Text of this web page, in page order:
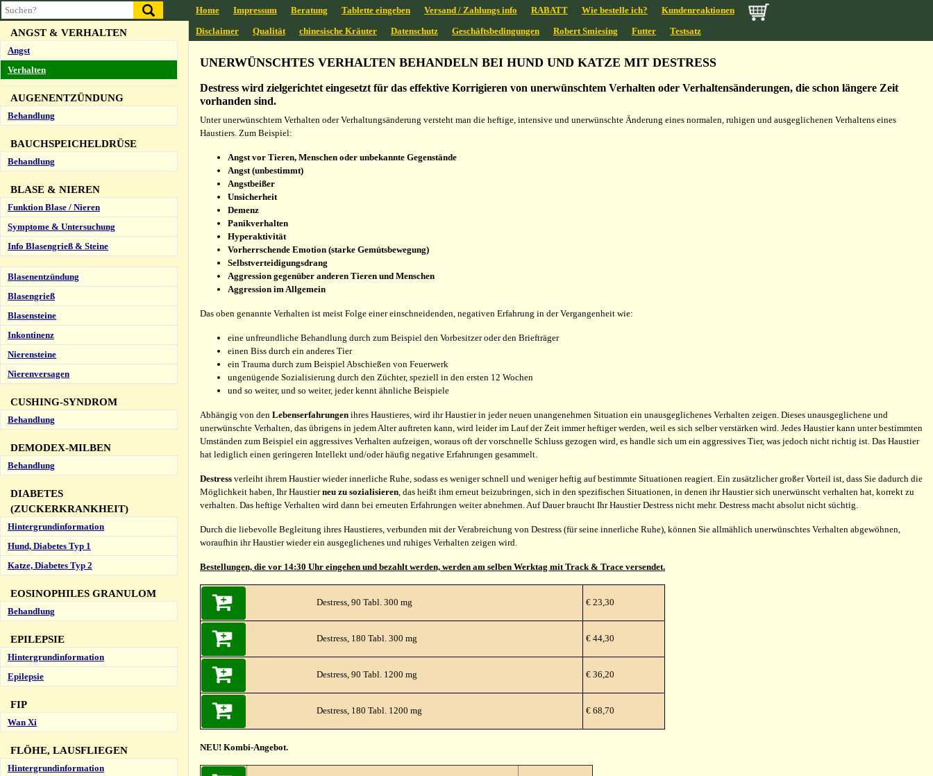
Behandlung
ANGST & VERHALTEN
Angst
Verhalten
AUGENENTZÜNDUNG
Behandlung
BAUCHSPEICHELDRÜSE
Behandlung
BLASE & NIEREN
Funktion Blase / Nieren
Symptome & Untersuchung
Info Blasengrieß & Steine
Blasenentzündung
Blasengrieß
Blasensteine
Inkontinenz
Nierensteine
Nierenversagen
CUSHING-SYNDROM
Behandlung
DEMODEX-MILBEN
Behandlung
DIABETES
(ZUCKERKRANKHEIT)
Hintergrundinformation
Hund, Diabetes Typ 1
Katze, Diabetes Typ 2
EOSINOPHILES GRANULOM
Behandlung
EPILEPSIE
Hintergrundinformation
Epilepsie
FIP
Wan Xi
FLÖHE, LAUSFLIEGEN
Hintergrundinformation
Home Impressum Beratung Tablette eingeben Versand / Zahlungs info RABATT Wie bestelle ich?
Kundenreaktionen
Disclaimer
Qualität chinesische Kräuter Datenschutz Geschäftsbedingungen Robert Smiesing Futter Testsatz
UNERWÜNSCHTES VERHALTEN BEHANDELN BEI HUND UND KATZE MIT DESTRESS
Destress wird zielgerichtet eingesetzt für das effektive Korrigieren von unerwünschtem Verhalten oder Verhaltensänderungen, die schon längere Zeit
vorhanden sind.
Unter unerwünschtem Verhalten oder Verhaltungsänderung versteht man die heftige, intensive und unerwünschte Änderung eines normalen, ruhigen und ausgeglichenen Verhaltens eines
Haustiers. Zum Beispiel:
Angst vor Tieren, Menschen oder unbekannte Gegenstände
Angst (unbestimmt)
Angstbeißer
Unsicherheit
Demenz
Panikverhalten
Hyperaktivität
Vorherrschende Emotion (starke Gemütsbewegung)
Selbstverteidigungsdrang
Aggression gegenüber anderen Tieren und Menschen
Aggression im Allgemein
Das oben genannte Verhalten ist meist Folge einer einschneidenden, negativen Erfahrung in der Vergangenheit wie:
eine unfreundliche Behandlung durch zum Beispiel den Vorbesitzer oder den Briefträger
einen Biss durch ein anderes Tier
ein Trauma durch zum Beispiel Abschießen von Feuerwerk
ungenügende Sozialisierung durch den Züchter, speziell in den ersten 12 Wochen
und so weiter, und so weiter, jeder kennt ähnliche Beispiele
Abhängig von den Lebenserfahrungen ihres Haustieres, wird ihr Haustier in jeder neuen unangenehmen Situation ein unausgeglichenes Verhalten zeigen. Dieses unausgeglichene und
unerwünschte Verhalten, das übrigens in jedem Alter auftreten kann, wird leider im Lauf der Zeit immer heftiger werden, weil es sich selber verstärken wird. Jedes Haustier kann unter bestimmten
Umständen zum Beispiel ein aggressives Verhalten aufzeigen, woraus oft der vorschnelle Schluss gezogen wird, es handle sich um ein aggressives Tier, was jedoch nicht richtig ist. Das Haustier
hat lediglich einen geringeren Intellekt und/oder häufig negative Erfahrungen gesammelt.
Destress verleiht ihrem Haustier wieder innerliche Ruhe, sodass es weniger schnell und weniger heftig auf bestimmte Situationen reagiert. Ein zusätzlicher großer Vorteil ist, dass Sie dadurch die
Möglichkeit haben, Ihr Haustierneu zu sozialisieren, das heißt ihm erneut beizubringen, sich in den spezifischen Situationen, in denen ihr Haustier sich unerwünscht verhalten hat, korrekt zu
verhalten. Das heftige Verhalten wird dann bei erneuten Erfahrungen weiter abnehmen. Auf Dauer braucht Ihr Haustier Destress nicht mehr. Destress macht absolut nicht süchtig.
Durch die liebevolle Begleitung ihres Haustieres, verbunden mit der Verabreichung von Destress (für seine innerliche Ruhe), können Sie allmählich unerwünschtes Verhalten abgewöhnen,
woraufhin ihr Haustier wieder ein ausgeglichenes und ruhiges Verhalten zeigen wird.
Bestellungen, die vor 14:30 Uhr eingehen und bezahlt werden, werden am selben Werktag mit Track & Trace versendet.
Destress, 90 Tabl. 300 mg € 23,30
Destress, 180 Tabl. 300 mg € 44,30
Destress, 90 Tabl. 1200 mg € 36,20
Destress, 180 Tabl. 1200 mg € 68,70
NEU! Kombi-Angebot.